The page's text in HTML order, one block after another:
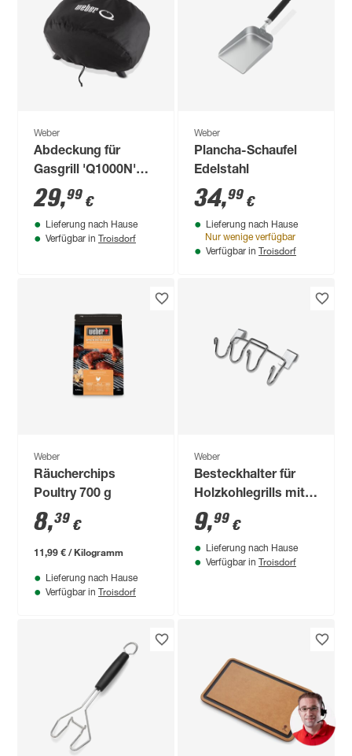
Weber
Abdeckung für
Gasgrill 'Q1000N'
schwarz 45 x 35 x 67
cm
29,99 €
Lieferung nach Hause
Verfügbar in Troisdorf
Weber
Plancha-Schaufel
Edelstahl
34,99 €
Lieferung nach Hause
Nur wenige verfügbar
Verfügbar in Troisdorf
Weber
Räucherchips
Poultry 700 g
8,39 €
11,99 € / Kilogramm
Lieferung nach Hause
Verfügbar in Troisdorf
Weber
Besteckhalter für
Holzkohlegrills mit Ø
47 cm und 57 cm
9,99 €
Lieferung nach Hause
Verfügbar in Troisdorf